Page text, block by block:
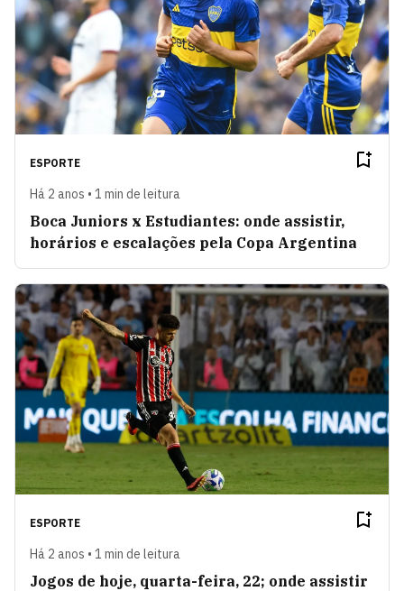
ESPORTE
Há 2 anos • 1 min de leitura
Boca Juniors x Estudiantes: onde assistir,
horários e escalações pela Copa Argentina
ESPORTE
Há 2 anos • 1 min de leitura
Jogos de hoje, quarta-feira, 22; onde assistir